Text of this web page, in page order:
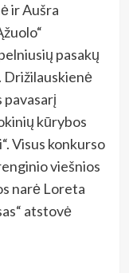
ir Aušra
pasakų
Drižilauskienė
pavasarį
kūrybos
Visus konkurso
viešnios
narė Loreta
atstovė